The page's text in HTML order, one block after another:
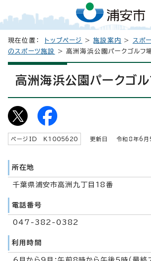
現在位置： トップページ >施設案内 > スポ
のスポーツ施設
> 高洲海浜公園パークゴルフ
高洲海浜公園パークゴ
ページID K 1005620 更新日 令和8年6
所在地
千葉県浦安市高洲九丁目18番
電話番号
047-382-0382
利用時間